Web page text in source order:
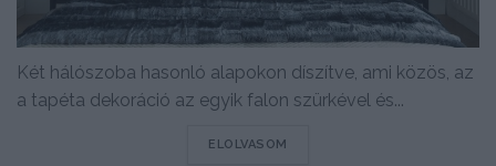
Két hálószoba hasonló alapokon díszítve, ami közös, az
a tapéta dekoráció az egyik falon szürkével és...
ELOLVASOM